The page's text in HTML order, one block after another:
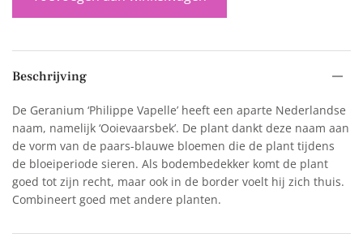
Beschrijving
De Geranium ‘Philippe Vapelle’ heeft een aparte Nederlandse
naam, namelijk ‘Ooievaarsbek’. De plant dankt deze naam aan
de vorm van de paars-blauwe bloemen die de plant tijdens
de bloeiperiode sieren. Als bodembedekker komt de plant
goed tot zijn recht, maar ook in de border voelt hij zich thuis.
Combineert goed met andere planten.